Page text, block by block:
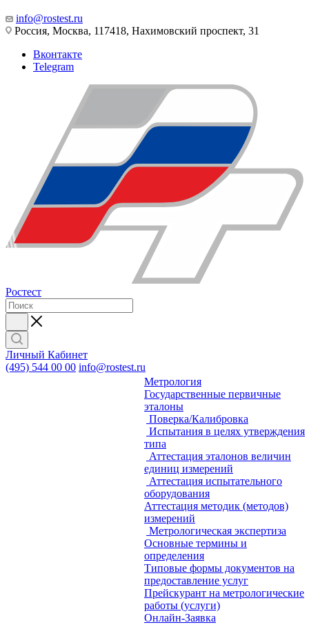
info@rostest.ru
Россия, Москва, 117418, Нахимовский проспект, 31
Вконтакте
Telegram
Ростест
Личный Кабинет
(495) 544 00 00 info@rostest.ru
Метрология
Государственные первичные
эталоны
Поверка/Калибровка
Испытания в целях утверждения
типа
Аттестация эталонов величин
единиц измерений
Аттестация испытательного
оборудования
Аттестация методик (методов)
измерений
Метрологическая экспертиза
Основные термины и
определения
Типовые формы документов на
предоставление услуг
Прейскурант на метрологические
работы (услуги)
Онлайн-Заявка